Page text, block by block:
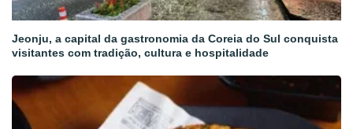
Jeonju, a capital da gastronomia da Coreia do Sul conquista
visitantes com tradição, cultura e hospitalidade